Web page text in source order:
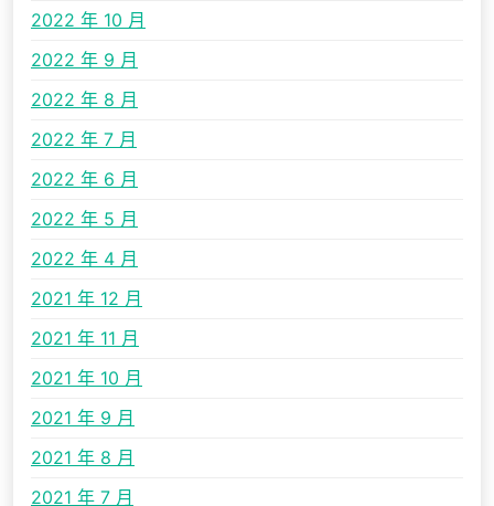
2022 年 10 月
2022 年 9 月
2022 年 8 月
2022 年 7 月
2022 年 6 月
2022 年 5 月
2022 年 4 月
2021 年 12 月
2021 年 11 月
2021 年 10 月
2021 年 9 月
2021 年 8 月
2021 年 7 月